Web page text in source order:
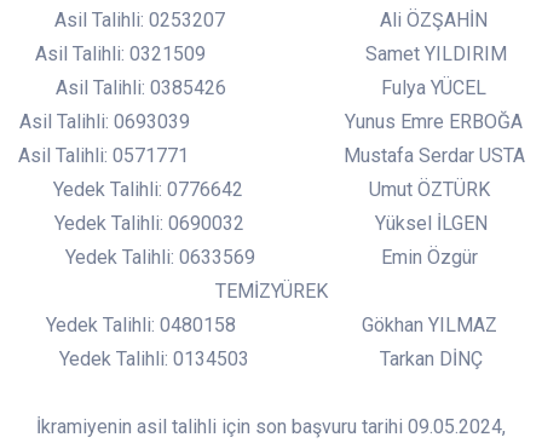
Asil Talihli: 0253207 Ali ÖZŞAHİN
Asil Talihli: 0321509 Samet YILDIRIM
Asil Talihli: 0385426 Fulya YÜCEL
Asil Talihli: 0693039 Yunus Emre ERBOĞA
Asil Talihli: 0571771 Mustafa Serdar USTA
Yedek Talihli: 0776642 Umut ÖZTÜRK
Yedek Talihli: 0690032 Yüksel İLGEN
Yedek Talihli: 0633569 Emin Özgür
TEMİZYÜREK
Yedek Talihli: 0480158 Gökhan YILMAZ
Yedek Talihli: 0134503 Tarkan DİNÇ
İkramiyenin asil talihli için son başvuru tarihi 09.05.2024,